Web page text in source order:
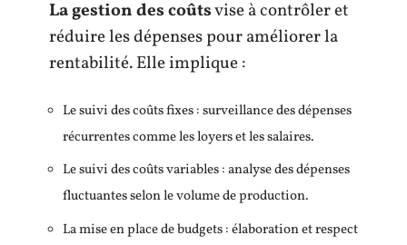
La gestion des coûtsvise à contrôler et
réduire les dépenses pour améliorer la
rentabilité. Elle implique :
Le suivi des coûts fixes : surveillance des dépenses
récurrentes comme les loyers et les salaires.
Le suivi des coûts variables : analyse des dépenses
fluctuantes selon le volume de production.
La mise en place de budgets : élaboration et respect